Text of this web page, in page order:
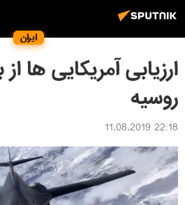
ایران
ارزیابی آمریکایی ها
روسیه
22:18 11.08.2019